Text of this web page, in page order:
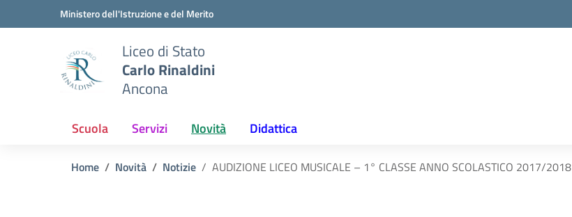
Vai ai contenuti
Vai al menu di navigazioneMinistero dell'Istruzione e del Merito
Liceo di Stato
Carlo Rinaldini
Ancona
Scuola Servizi Novità Didattica
Home Novità Notizie AUDIZIONE LICEO MUSICALE – 1° CLASSE ANNO SCOLASTICO 2017/2018